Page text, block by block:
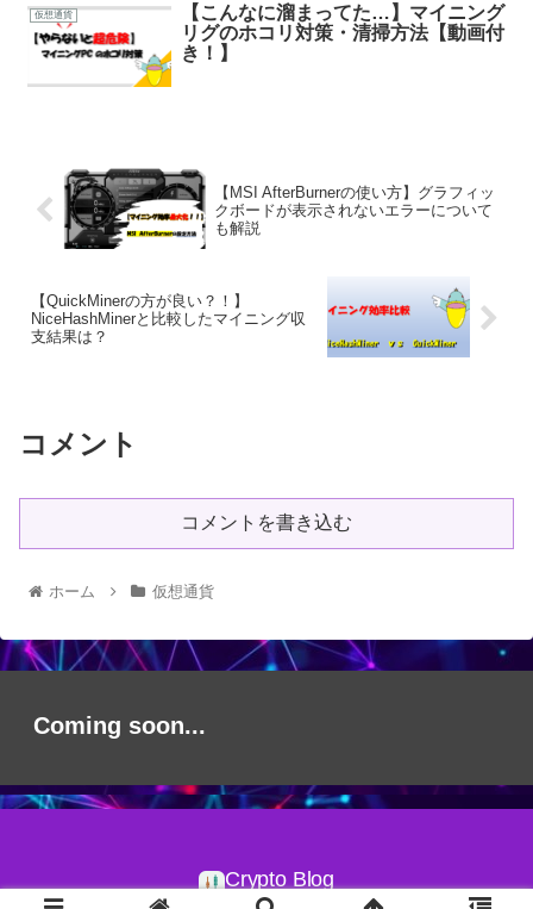
仮想通貨
【こんなに溜まってた…】マイニング
リグのホコリ対策・清掃方法【動画付
き！】
【MSI AfterBurnerの使い方】グラフィッ
クボードが表示されないエラーについて
も解説
【QuickMinerの方が良い？！】
NiceHashMinerと比較したマイニング収
支結果は？
コメント
コメントを書き込む
ホーム 仮想通貨
Coming soon...
Crypto Blog